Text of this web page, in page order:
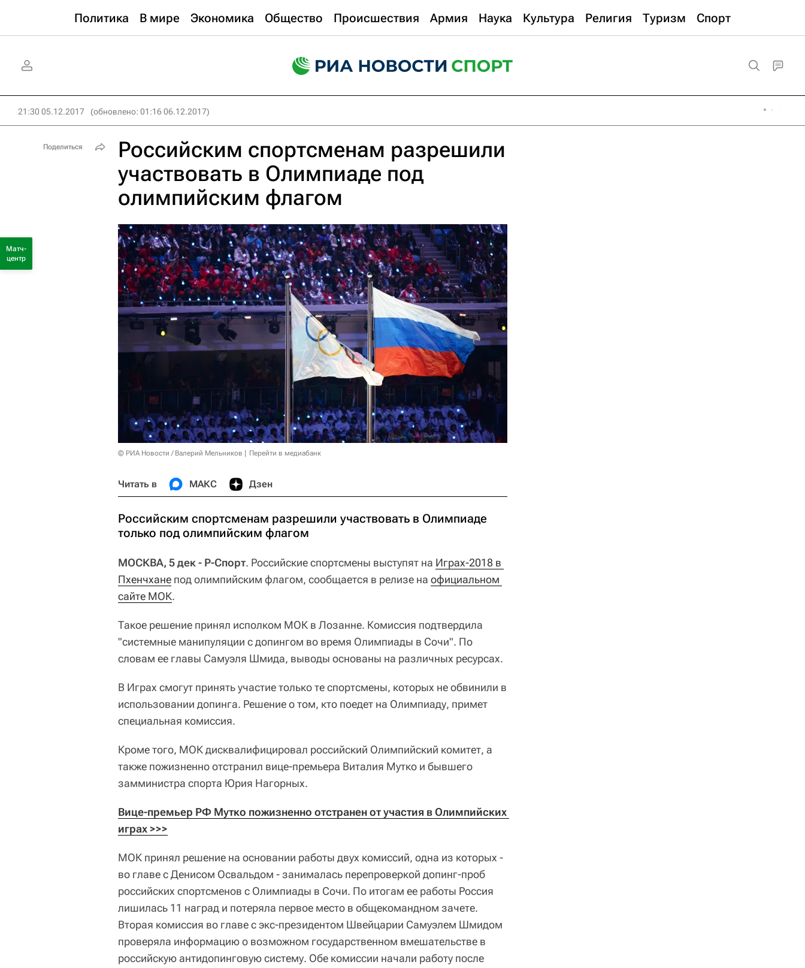
Политика В мире Экономика Общество Происшествия Армия Наука Культура Религия Туризм Спорт
21:30 05.12.2017 (обновлено: 01:16 06.12.2017)
Российским спортсменам разрешили
участвовать в Олимпиаде под
олимпийским флагом
© РИА Новости / Валерий Мельников Перейти в медиабанк
Читать в МАКС Дзен
Российским спортсменам разрешили участвовать в Олимпиаде
только под олимпийским флагом
МОСКВА, 5 дек - Р-Спорт. Российские спортсмены выступят на Играх-2018 в
Пхенчхане под олимпийским флагом, сообщается в релизе на официальном
сайте МОК.
Такое решение принял исполком МОК в Лозанне. Комиссия подтвердила
"системные манипуляции с допингом во время Олимпиады в Сочи". По
словам ее главы Самуэля Шмида, выводы основаны на различных ресурсах.
В Играх смогут принять участие только те спортсмены, которых не обвинили в
использовании допинга. Решение о том, кто поедет на Олимпиаду, примет
специальная комиссия.
Кроме того, МОК дисквалифицировал российский Олимпийский комитет, а
также пожизненно отстранил вице-премьера Виталия Мутко и бывшего
замминистра спорта Юрия Нагорных.
Вице-премьер РФ Мутко пожизненно отстранен от участия в Олимпийских
играх >>>
МОК принял решение на основании работы двух комиссий, одна из которых -
во главе с Денисом Освальдом - занималась перепроверкой допинг-проб
российских спортсменов с Олимпиады в Сочи. По итогам ее работы Россия
лишилась 11 наград и потеряла первое место в общекомандном зачете.
Вторая комиссия во главе с экс-президентом Швейцарии Самуэлем Шмидом
проверяла информацию о возможном государственном вмешательстве в
российскую антидопинговую систему. Обе комиссии начали работу после
Поделиться
Матч-
центр